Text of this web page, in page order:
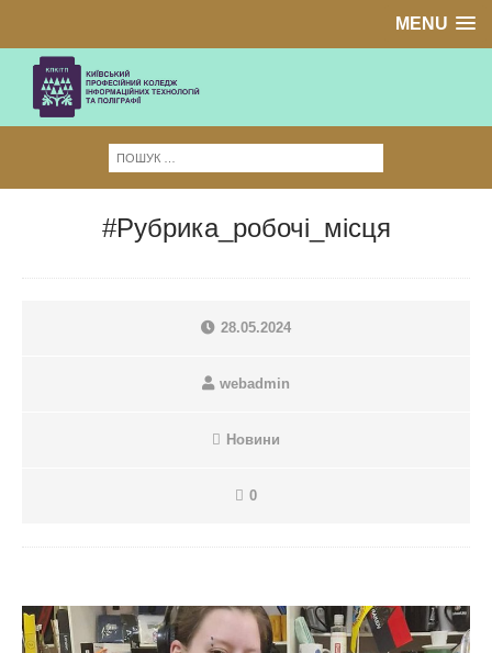
MENU
#Рубрика_робочі_місця
28.05.2024
webadmin
Новини
0